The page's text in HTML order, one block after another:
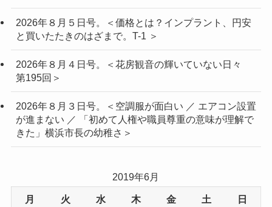
2026年８月５日号。＜価格とは？インプラント、円安
と買いたたきのはざまで。T-1 ＞
2026年８月４日号。＜花房観音の輝いていない日々
第195回＞
2026年８月３日号。＜空調服が面白い ／ エアコン設置
が進まない ／ 「初めて人権や職員尊重の意味が理解で
きた」横浜市長の幼稚さ＞
2019年6月
月 火 水 木 金 土 日